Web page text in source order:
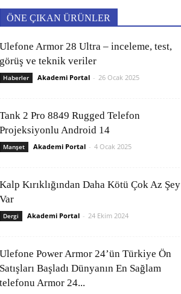
ÖNE ÇIKAN ÜRÜNLER
Ulefone Armor 28 Ultra – inceleme, test,
görüş ve teknik veriler
Haberler Akademi Portal - 26 Ocak 2025
Tank 2 Pro 8849 Rugged Telefon
Projeksiyonlu Android 14
Manşet Akademi Portal - 4 Ocak 2025
Kalp Kırıklığından Daha Kötü Çok Az Şey
Var
Dergi Akademi Portal - 24 Ekim 2024
Ulefone Power Armor 24’ün Türkiye Ön
Satışları Başladı Dünyanın En Sağlam
telefonu Armor 24...